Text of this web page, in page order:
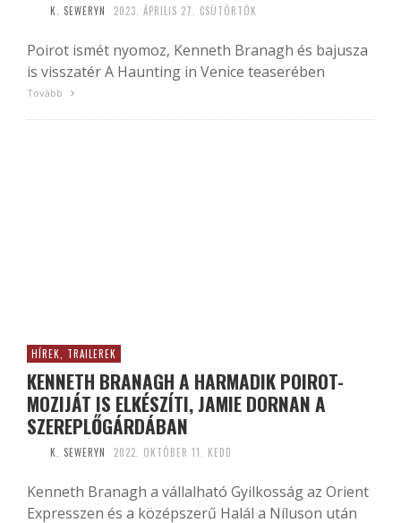
K. SEWERYN 2023. ÁPRILIS 27. CSÜTÖRTÖK
Poirot ismét nyomoz, Kenneth Branagh és bajusza
is visszatér A Haunting in Venice teaserében
Tovább
HÍREK, TRAILEREK
KENNETH BRANAGH A HARMADIK POIROT-
MOZIJÁT IS ELKÉSZÍTI, JAMIE DORNAN A
SZEREPLŐGÁRDÁBAN
K. SEWERYN 2022. OKTÓBER 11. KEDD
Kenneth Branagh a vállalható Gyilkosság az Orient
Expresszen és a középszerű Halál a Níluson után